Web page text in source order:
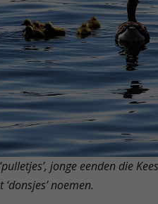
jonge eenden die
noemen.